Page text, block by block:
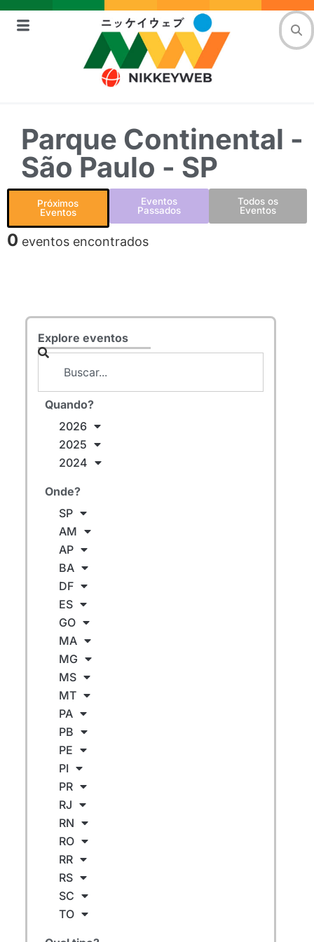
Parque Continental -
São Paulo - SP
Próximos
Eventos
Eventos
Passados
Todos os
Eventos
0 eventos encontrados
Explore eventos
Quando?
2026
2025
2024
Onde?
SP
AM
AP
BA
DF
ES
GO
MA
MG
MS
MT
PA
PB
PE
PI
PR
RJ
RN
RO
RR
RS
SC
TO